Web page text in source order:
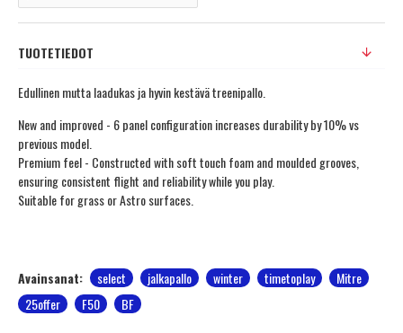
TUOTETIEDOT
Edullinen mutta laadukas ja hyvin kestävä treenipallo.
New and improved - 6 panel configuration increases durability by 10% vs
previous model.
Premium feel - Constructed with soft touch foam and moulded grooves,
ensuring consistent flight and reliability while you play.
Suitable for grass or Astro surfaces.
Avainsanat: select jalkapallo winter timetoplay
Mitre
25offer
F50 BF